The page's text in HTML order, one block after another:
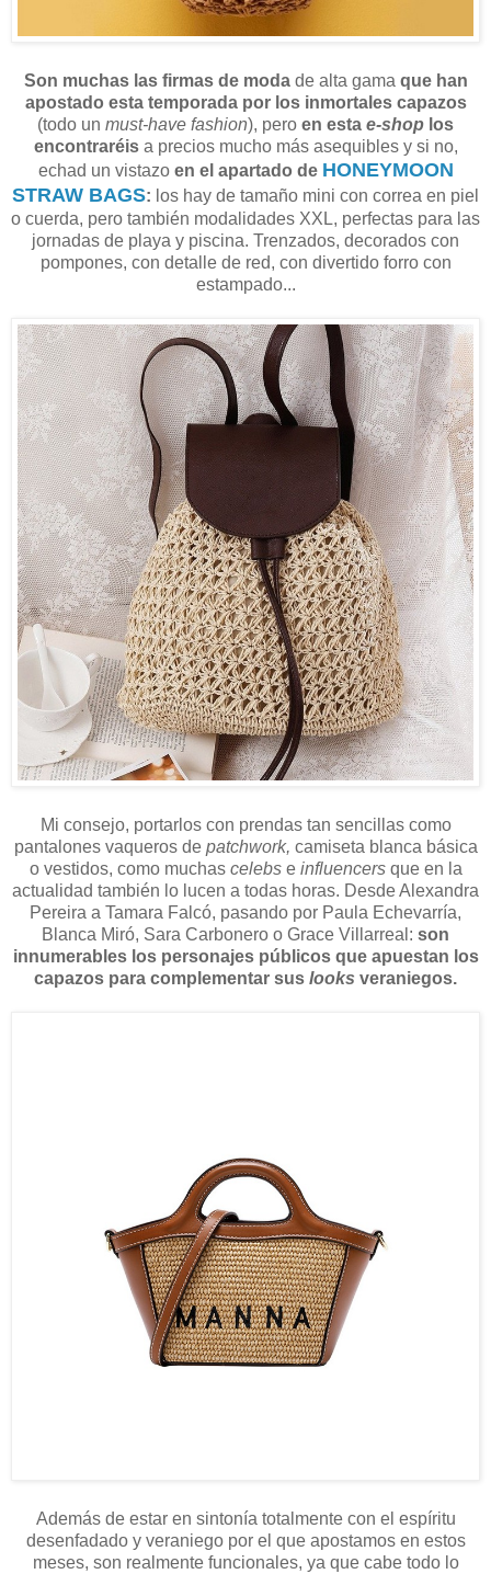
Son muchas las firmas de modade alta gamaque han
apostado esta temporada por los inmortales capazos
(todo un must-have fashion), pero en esta e-shop los
encontraréisa precios mucho más asequibles y si no,
echad un vistazo en el apartado de HONEYMOON
STRAW BAGS: los hay de tamaño mini con correa en piel
o cuerda, pero también modalidades XXL, perfectas para las
jornadas de playa y piscina. Trenzados, decorados con
pompones, con detalle de red, con divertido forro con
estampado...
Mi consejo, portarlos con prendas tan sencillas como
pantalones vaqueros depatchwork, camiseta blanca básica
o vestidos, como muchascelebseinfluencers que en la
actualidad también lo lucen a todas horas. Desde Alexandra
Pereira a Tamara Falcó, pasando por Paula Echevarría,
Blanca Miró, Sara Carbonero o Grace Villarreal: son
innumerables los personajes públicos que apuestan los
capazos para complementar sus looks veraniegos.
Además de estar en sintonía totalmente con el espíritu
desenfadado y veraniego por el que apostamos en estos
meses, son realmente funcionales, ya que cabe todo lo